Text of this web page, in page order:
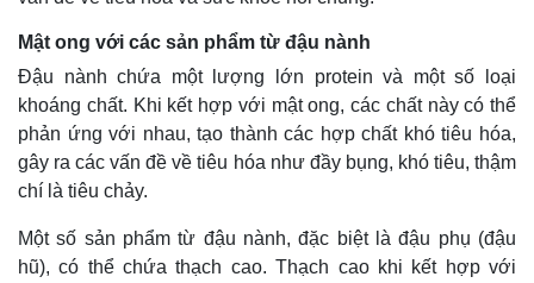
Mật ong với các sản phẩm từ đậu nành
Đậu nành chứa một lượng lớn protein và một số loại
khoáng chất. Khi kết hợp với mật ong, các chất này có thể
phản ứng với nhau, tạo thành các hợp chất khó tiêu hóa,
gây ra các vấn đề về tiêu hóa như đầy bụng, khó tiêu, thậm
chí là tiêu chảy.
Một số sản phẩm từ đậu nành, đặc biệt là đậu phụ (đậu
hũ), có thể chứa thạch cao. Thạch cao khi kết hợp với